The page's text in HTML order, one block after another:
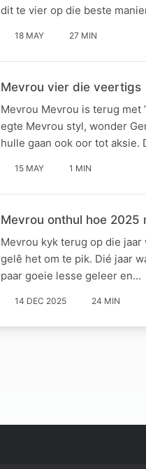
dit te vier op die beste
18 MAY 27 MIN
Mevrou vier die veertigs
Mevrou Mevrou is terug met
egte Mevrou styl, wonder
hulle gaan ook oor tot aksie.
15 MAY 1 MIN
Mevrou onthul hoe 2025
Mevrou kyk terug op die jaar
gelê het om te pik. Dié jaar
paar goeie lesse geleer en…
14 DEC 2025 24 MIN